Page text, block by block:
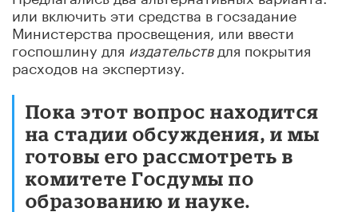
или включить эти средства в госзадание
Министерства просвещения, или ввести
госпошлину дляиздательствдля покрытия
расходов на экспертизу.
Пока этот вопрос находится
на стадии обсуждения, и мы
готовы его рассмотреть в
комитете Госдумы по
образованию и науке.